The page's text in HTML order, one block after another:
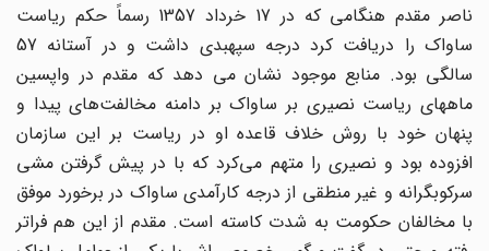
ناصر مقدم هنگامی که در 17 خرداد 1357 رسماً حکم ریاست
ساواک را دریافت کرد درجه سپهبدی داشت و در آستانه 57
سالگی بود. منابع موجود نشان می دهد که مقدم در واپسین
ماههای ریاست نصیری بر ساواک بر دامنه مخالفت‌های پیدا و
پنهان خود با روش خلاف قاعده او در ریاست بر این سازمان
افزوده بود و نصیری را متهم می‌کرد که با در پیش گرفتن مشی
سرکوبگرانه و غیر منطقی از درجه کارآمدی ساواک در برخورد موفق
با مخالفان حکومت به شدت کاسته است. مقدم از این هم فراتر